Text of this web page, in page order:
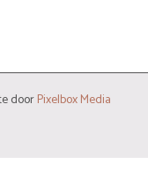
doorPixelbox Media